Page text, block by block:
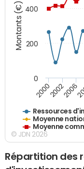
Montants (€)
Ressources
Moyenne
Moyenne
200020022006
0
200
400
© JDN 2026
Répartition des